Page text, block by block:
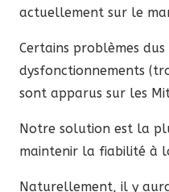
actuellement sur le
Certains problèmes dus
dysfonctionnements
sont apparus sur les
Notre solution est la
maintenir la fiabilité à
Naturellement, il y